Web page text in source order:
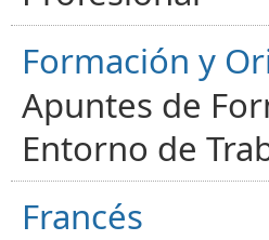
Formación y
Apuntes de
Entorno de
Francés